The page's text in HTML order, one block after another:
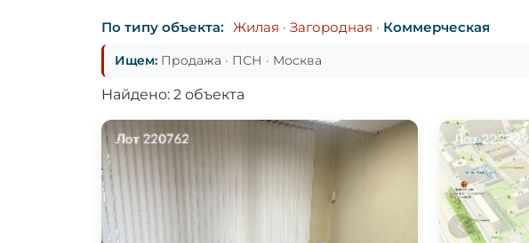
По типу объекта: Жилая · Загородная · Коммерческая
Ищем: Продажа · ПСН · Москва
Найдено: 2 объекта